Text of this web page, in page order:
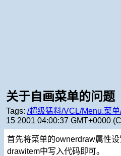
关于自画菜单的问题
Tags: /超级猛料/VCL/Menu.菜
15 2001 04:00:37 GMT+0000
首先将菜单的ownerdraw属性
drawitem中写入代码即可。